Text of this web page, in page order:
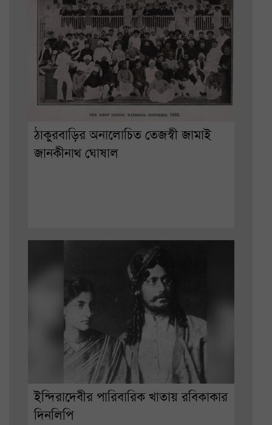
ঠাকুরবাড়ির অনালোচিত তেজস্বী জামাই
জানকীনাথ ঘোষাল
ইন্দিরাদেবীর পারিবারিক খাতায় রবিকাকার
দিনলিপি